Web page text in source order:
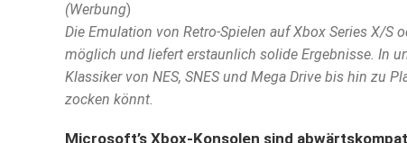
(Werbung)
Die Emulation von Retro-Spielen auf Xbox Series X/S
möglich und liefert erstaunlich solide Ergebnisse. In
Klassiker von NES, SNES und Mega Drive bis hin zu
zocken könnt.
Microsoft’s Xbox-Konsolen sind